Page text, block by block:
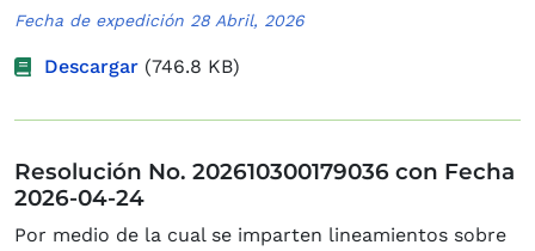
Fecha de expedición 28 Abril, 2026
Descargar (746.8 KB)
Resolución No. 202610300179036 con Fecha
2026-04-24
Por medio de la cual se imparten lineamientos sobre